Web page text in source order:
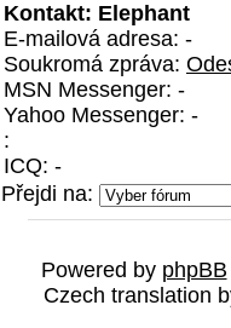
Kontakt: Elephant
E-mailová adresa: -
Soukromá zpráva:
MSN Messenger: -
Yahoo Messenger: -
:
ICQ: -
Přejdi na:
Powered by phpBB
Czech translation